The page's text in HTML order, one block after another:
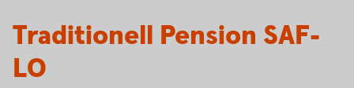
Traditionell Pension SAF-
LO